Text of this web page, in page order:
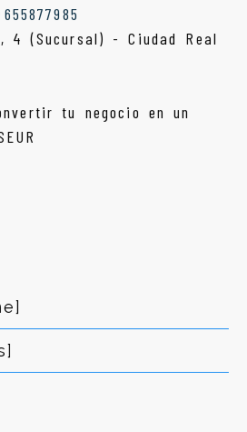
655877985
4 (Sucursal) - Ciudad Real